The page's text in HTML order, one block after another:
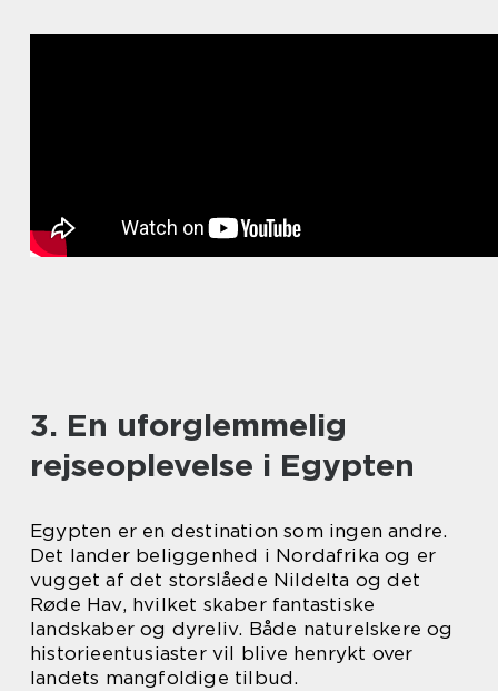
3. En uforglemmelig
rejseoplevelse i Egypten
Egypten er en destination som ingen andre.
Det lander beliggenhed i Nordafrika og er
vugget af det storslåede Nildelta og det
Røde Hav, hvilket skaber fantastiske
landskaber og dyreliv. Både naturelskere og
historieentusiaster vil blive henrykt over
landets mangfoldige tilbud.